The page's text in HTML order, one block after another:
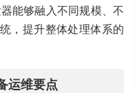
能够融入不同规模、不
，提升整体处理体系的
运维要点